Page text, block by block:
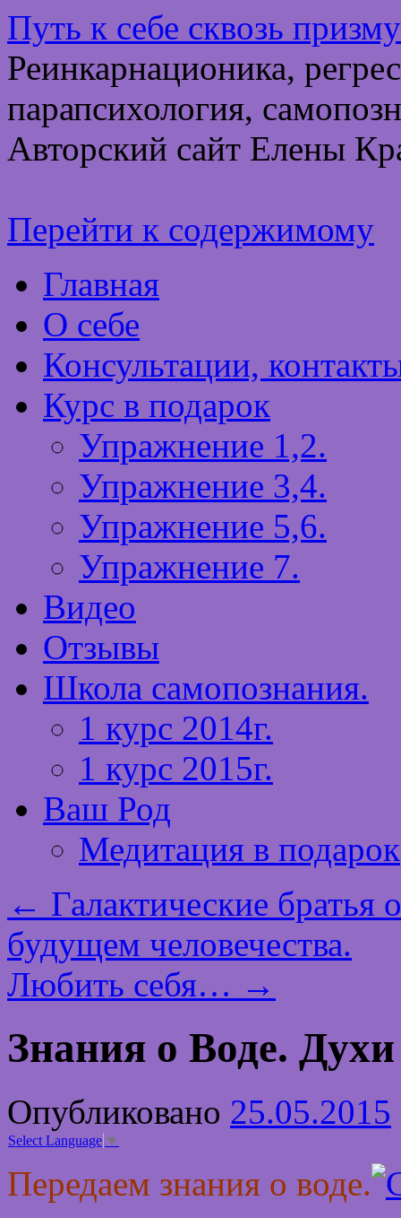
Путь к себе сквозь
Реинкарнационика,
парапсихология,
Авторский сайт Елены
Перейти к содержимому
Главная
О себе
Консультации,
Курс в подарок
Упражнение 1,2.
Упражнение 3,4.
Упражнение 5,6.
Упражнение 7.
Видео
Отзывы
Школа самопознания.
1 курс 2014г.
1 курс 2015г.
Ваш Род
Медитация в подарок
← Галактические братья
будущем человечества.
Любить себя… →
Знания о Воде.
Опубликовано 25.05.2015
Select Language ▼
Передаем знания о воде.